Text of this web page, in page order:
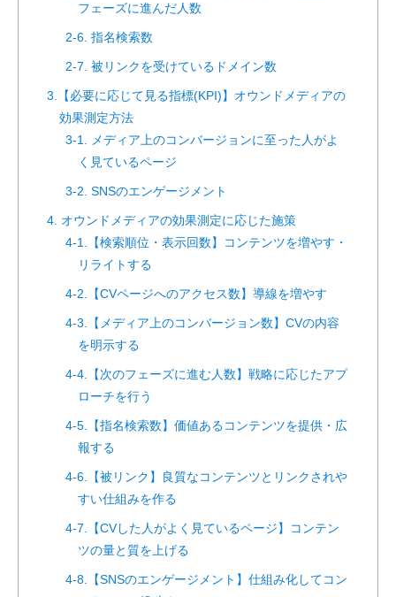
フェーズに進んだ人数
2-6. 指名検索数
2-7. 被リンクを受けているドメイン数
3.【必要に応じて見る指標(KPI)】オウンドメディアの
効果測定方法
3-1. メディア上のコンバージョンに至った人がよ
く見ているページ
3-2. SNSのエンゲージメント
4. オウンドメディアの効果測定に応じた施策
4-1.【検索順位・表示回数】コンテンツを増やす・
リライトする
4-2.【CVページへのアクセス数】導線を増やす
4-3.【メディア上のコンバージョン数】CVの内容
を明示する
4-4.【次のフェーズに進む人数】戦略に応じたアプ
ローチを行う
4-5.【指名検索数】価値あるコンテンツを提供・広
報する
4-6.【被リンク】良質なコンテンツとリンクされや
すい仕組みを作る
4-7.【CVした人がよく見ているページ】コンテン
ツの量と質を上げる
4-8.【SNSのエンゲージメント】仕組み化してコン